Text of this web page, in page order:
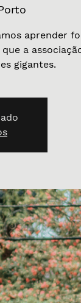
aprender
a
gigantes.